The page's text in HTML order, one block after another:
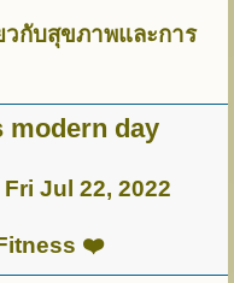
วกับสุขภาพและการ
modern day
Fri Jul 22, 2022
❤️